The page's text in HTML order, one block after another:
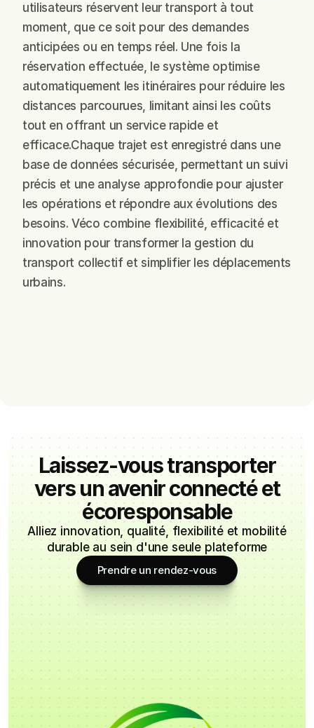
utilisateurs réservent leur transport à tout
moment, que ce soit pour des demandes
anticipées ou en temps réel. Une fois la
réservation effectuée, le système optimise
automatiquement les itinéraires pour réduire les
distances parcourues, limitant ainsi les coûts
tout en offrant un service rapide et
efficace.Chaque trajet est enregistré dans une
base de données sécurisée, permettant un suivi
précis et une analyse approfondie pour ajuster
les opérations et répondre aux évolutions des
besoins. Véco combine flexibilité, efficacité et
innovation pour transformer la gestion du
transport collectif et simplifier les déplacements
urbains.
Laissez-vous transporter
vers un avenir connecté et
écoresponsable
Alliez innovation, qualité, flexibilité et mobilité
durable au sein d'une seule plateforme
Prendre un rendez-vous